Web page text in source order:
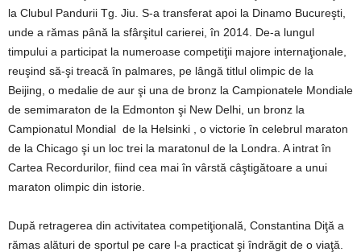
la Clubul Pandurii Tg. Jiu. S-a transferat apoi la Dinamo Bucureşti,
unde a rămas până la sfârşitul carierei, în 2014. De-a lungul
timpului a participat la numeroase competiţii majore internaţionale,
reuşind să-şi treacă în palmares, pe lângă titlul olimpic de la
Beijing, o medalie de aur şi una de bronz la Campionatele Mondiale
de semimaraton de la Edmonton şi New Delhi, un bronz la
Campionatul Mondial de la Helsinki , o victorie în celebrul maraton
de la Chicago şi un loc trei la maratonul de la Londra. A intrat în
Cartea Recordurilor, fiind cea mai în vârstă câştigătoare a unui
maraton olimpic din istorie.
După retragerea din activitatea competiţională, Constantina Diţă a
rămas alături de sportul pe care l-a practicat şi îndrăgit de o viaţă.